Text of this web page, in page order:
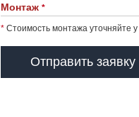
Монтаж *
* Стоимость монтажа уточняйте
Отправить